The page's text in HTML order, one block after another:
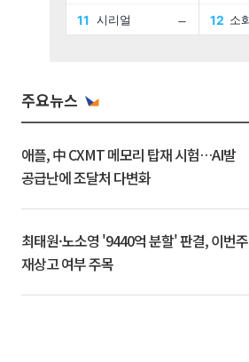
주요뉴스
애플, 中 CXMT 메모리 탑재 시험…AI발
공급난에 조달처 다변화
최태원·노소영 '9440억 분할' 판결, 이번주
재상고 여부 주목